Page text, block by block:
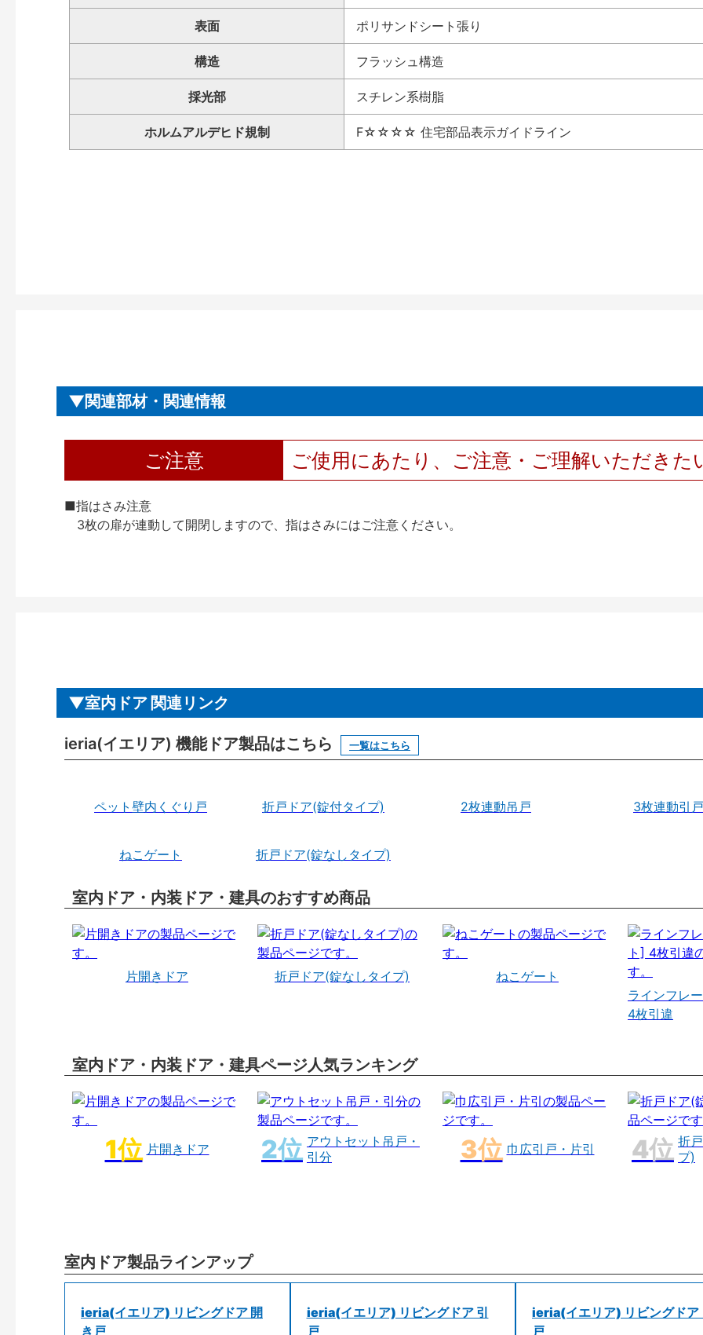
表面 ポリサンドシート張り
構造 フラッシュ構造
採光部 スチレン系樹脂
ホルムアルデヒド規制 F☆☆☆☆ 住宅部品表示ガイドライン
関連部材・関連情報
ご注意 ご使用にあたり、ご注意・ご理解いただきた
■指はさみ注意
3枚の扉が連動して開閉しますので、指はさみにはご注意ください。
室内ドア 関連リンク
ieria(イエリア) 機能ドア製品はこちら 一覧はこちら
ペット壁内くぐり戸 折戸ドア(錠付タイプ) 2枚連動吊戸 3枚連動引戸
ねこゲート 折戸ドア(錠なしタイプ)
室内ドア・内装ドア・建具のおすすめ商品
片開きドア 折戸ドア(錠なしタイプ)
ねこゲート
ラインフレ
4枚引違
室内ドア・内装ドア・建具ページ人気ランキング
片開きドア
アウトセット吊戸・
引分
巾広引戸・片引
折
プ)
室内ドア製品ラインアップ
ieria(イエリア) リビングドア 開
き戸
ieria(イエリア) リビングドア 引
戸
ieria(イエリア) リビングドア
戸